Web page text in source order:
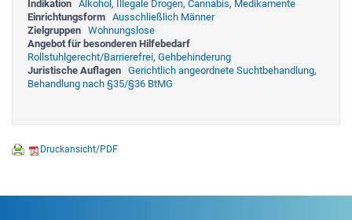
Indikation Alkohol, Illegale Drogen, Cannabis, Medikamente
Einrichtungsform Ausschließlich Männer
Zielgruppen Wohnungslose
Angebot für besonderen Hilfebedarf
Rollstuhlgerecht/Barrierefrei, Gehbehinderung
Juristische Auflagen Gerichtlich angeordnete Suchtbehandlung,
Behandlung nach §35/§36 BtMG
Druckansicht/PDF